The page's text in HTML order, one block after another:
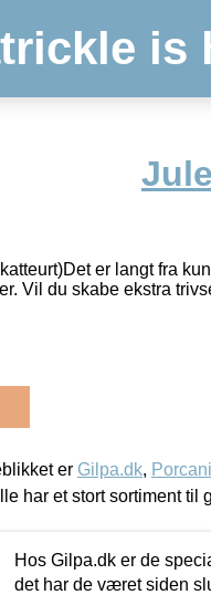
is
er langt fra
Vil du skabe ekstra
er Gilpa.dk,
har et stort sortiment til
Hos Gilpa.dk er de
det har de været siden